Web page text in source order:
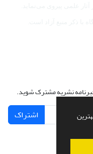
نشریه مشترک شوید.
اشتراک